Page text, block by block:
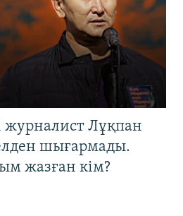
журналист Лұқпан
шығармады.
жазған кім?